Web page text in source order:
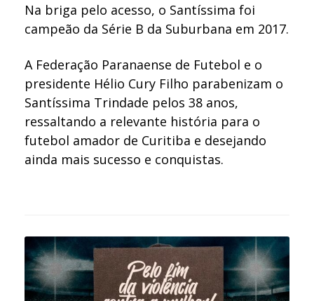
Na briga pelo acesso, o Santíssima foi
campeão da Série B da Suburbana em 2017.
A Federação Paranaense de Futebol e o
presidente Hélio Cury Filho parabenizam o
Santíssima Trindade pelos 38 anos,
ressaltando a relevante história para o
futebol amador de Curitiba e desejando
ainda mais sucesso e conquistas.